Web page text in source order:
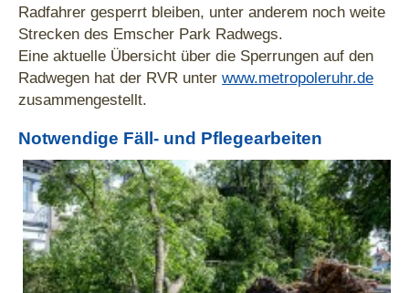
Radfahrer gesperrt bleiben, unter anderem noch weite
Strecken des Emscher Park Radwegs.
Eine aktuelle Übersicht über die Sperrungen auf den
Radwegen hat der RVR unter www.metropoleruhr.de
zusammengestellt.
Notwendige Fäll- und Pflegearbeiten